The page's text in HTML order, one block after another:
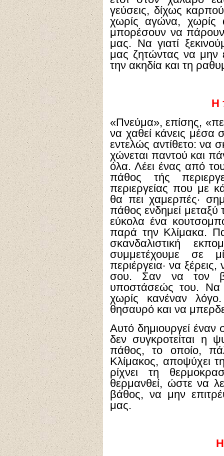
γεύσεις, δίχως
χωρίς αγώνα,
μπορέσουν να
μας. Να γιατί
μας ζητώντας να μην
την ακηδία και τη
Η
«Πνεύμα», επίσης,
να χαθεί κάνεις μέσα
εντελώς αντίθετο: να
χώνεται παντού και
όλα. Λέει ένας από
πάθος τής
περιεργείας που με
θα πει χαμερπές·
πάθος ενδημεί μεταξύ
εύκολα ένα
παρά την Κλίμακα.
σκανδαλιστική
συμμετέχουμε σε
περιέργεια· να
σου. Σαν να τον
υποστάσεώς του. Να
χωρίς κανέναν
θησαυρό και να
Αυτό δημιουργεί έναν
δεν συγκροτείται η
πάθος, το οποίο,
Κλίμακος, αποψύχει
ρίχνει τη
θερμανθεί, ώστε να
βάθος, να μην
μας.